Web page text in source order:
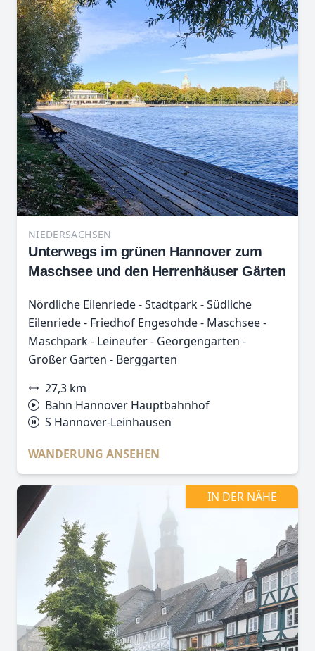
NIEDERSACHSEN
Unterwegs im grünen Hannover zum
Maschsee und den Herrenhäuser Gärten
Nördliche Eilenriede - Stadtpark - Südliche
Eilenriede - Friedhof Engesohde - Maschsee -
Maschpark - Leineufer - Georgengarten -
Großer Garten - Berggarten
27,3 km
Bahn Hannover Hauptbahnhof
S Hannover-Leinhausen
WANDERUNG ANSEHEN
IN DER NÄHE